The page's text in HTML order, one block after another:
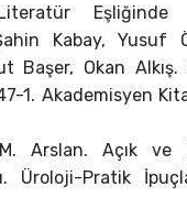
Eşliğinde
Kabay, Yusuf
Başer, Okan
1. Akademisyen
Arslan. Açık ve
Üroloji-Pratik